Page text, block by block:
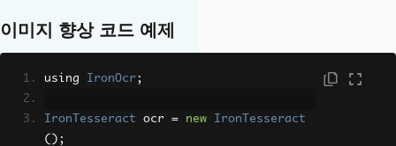
이미지 향상 코드 예제
using IronOcr ;
IronTesseract ocr = new
IronTesseract
();